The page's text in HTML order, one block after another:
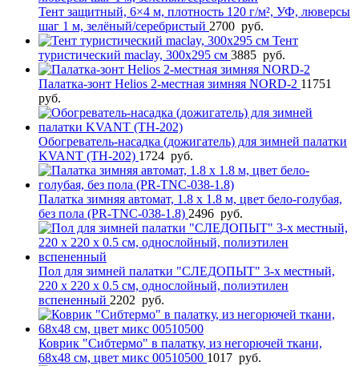
Тент защитный, 6×4 м, плотность 120 г/м², УФ, люверсы
шаг 1 м, зелёный/серебристый 2700 руб.
Тент
туристический maclay, 300х295 см 3885 руб.
Палатка-зонт Helios 2-местная зимняя NORD-2 11751
руб.
Обогреватель-насадка (дожигатель) для зимней палатки
KVANT (TH-202) 1724 руб.
Палатка зимняя автомат, 1.8 х 1.8 м, цвет бело-голубая,
без пола (PR-TNC-038-1.8) 2496 руб.
Пол для зимней палатки "СЛЕДОПЫТ" 3-х местный,
220 х 220 х 0.5 см, однослойный, полиэтилен
вспененный 2202 руб.
Коврик "Сибтермо" в палатку, из негорючей ткани,
68х48 см, цвет микс 00510500 1017 руб.